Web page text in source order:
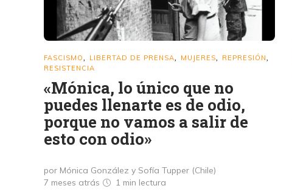
FASCISMO LIBERTAD DE PRENSA MUJERES REPRESIÓN
RESISTENCIA
«Mónica, lo único que no
puedes llenarte es de odio,
porque no vamos a salir de
esto con odio»
por Mónica González y Sofía Tupper (Chile)
7 meses atrás
1 min lectura